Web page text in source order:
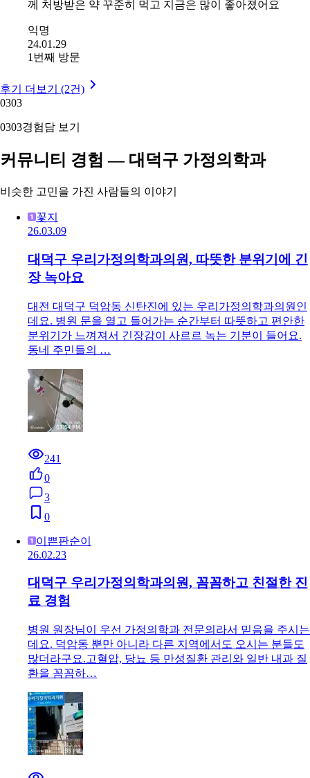
께 처방받은 약 꾸준히 먹고 지금은 많이 좋아졌어요
익명
24.01.29
1번째 방문
후기 더보기 (2건)
0303
0303경험담 보기
커뮤니티 경험 — 대덕구 가정의학과
비슷한 고민을 가진 사람들의 이야기
꽃지
26.03.09
대덕구 우리가정의학과의원, 따뜻한 분위기에 긴
장 녹아요
대전 대덕구 덕암동 신탄진에 있는 우리가정의학과의원인
데요. 병원 문을 열고 들어가는 순간부터 따뜻하고 편안한
분위기가 느껴져서 긴장감이 사르르 녹는 기분이 들어요.
동네 주민들의 …
241
0
3
0
이쁜판순이
26.02.23
대덕구 우리가정의학과의원, 꼼꼼하고 친절한 진
료 경험
병원 원장님이 우선 가정의학과 전문의라서 믿음을 주시는
데요. 덕암동 뿐만 아니라 다른 지역에서도 오시는 분들도
많더라구요.고혈압, 당뇨 등 만성질환 관리와 일반 내과 질
환을 꼼꼼하…